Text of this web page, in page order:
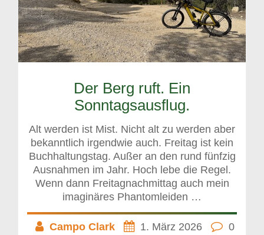
Der Berg ruft. Ein
Sonntagsausflug.
Alt werden ist Mist. Nicht alt zu werden aber
bekanntlich irgendwie auch. Freitag ist kein
Buchhaltungstag. Außer an den rund fünfzig
Ausnahmen im Jahr. Hoch lebe die Regel.
Wenn dann Freitagnachmittag auch mein
imaginäres Phantomleiden …
Campo Clark 1. März 2026 0